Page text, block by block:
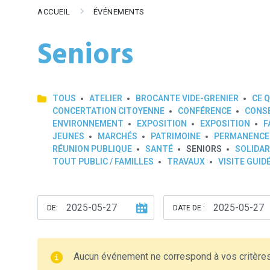
ACCUEIL ÉVÉNEMENTS
Seniors
TOUS ATELIER BROCANTE VIDE-GRENIER CE
CONCERTATION CITOYENNE
CONFÉRENCE
ENVIRONNEMENT
EXPOSITION EXPOSITION
JEUNES
MARCHÉS PATRIMOINE
RÉUNION PUBLIQUE
SANTÉ SENIORS
TOUT PUBLIC / FAMILLES
TRAVAUX VISITE
DE: DATE DE :
Aucun événement ne correspond à vos